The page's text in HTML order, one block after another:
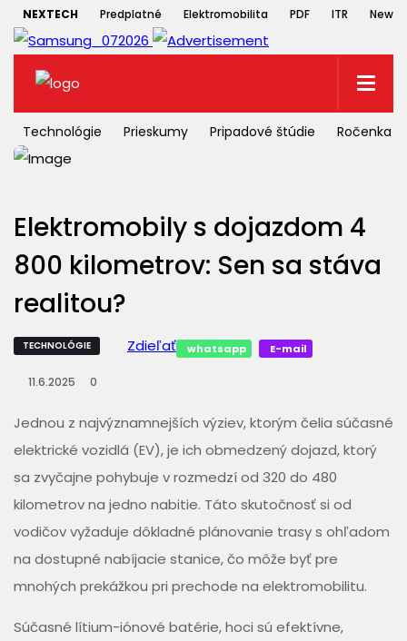
NEXTECH Predplatné Elektromobilita PDF ITR
Technológie Prieskumy Pripadové štúdie Ročenka
Elektromobily s dojazdom 4
800 kilometrov: Sen sa stáva
realitou?
TECHNOLÓGIE Zdieľať whatsapp E-mail
11.6.2025 0
Jednou z najvýznamnejších výziev, ktorým čelia súčasné
elektrické vozidlá (EV), je ich obmedzený dojazd, ktorý
sa zvyčajne pohybuje v rozmedzí od 320 do 480
kilometrov na jedno nabitie. Táto skutočnosť si od
vodičov vyžaduje dôkladné plánovanie trasy s ohľadom
na dostupné nabíjacie stanice, čo môže byť pre
mnohých prekážkou pri prechode na elektromobilitu.
Súčasné lítium-iónové batérie, hoci sú efektívne,